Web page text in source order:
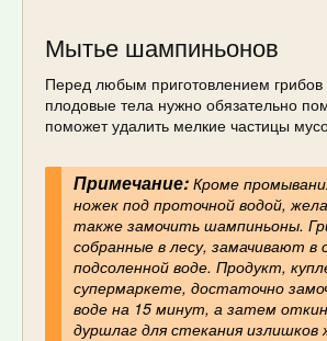
Мытье шампиньонов
Перед любым приготовлением грибов
плодовые тела нужно обязательно
поможет удалить мелкие частицы
Примечание:Кроме
ножек под проточной водой,
также замочить шампиньоны.
собранные в лесу, замачивают в
подсоленной воде. Продукт,
супермаркете, достаточно
воде на 15 минут, а затем
дуршлаг для стекания излишков